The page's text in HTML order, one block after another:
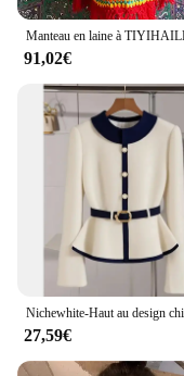
91,02€
27,59€